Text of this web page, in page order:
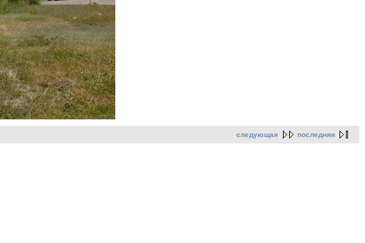
следующая последняя